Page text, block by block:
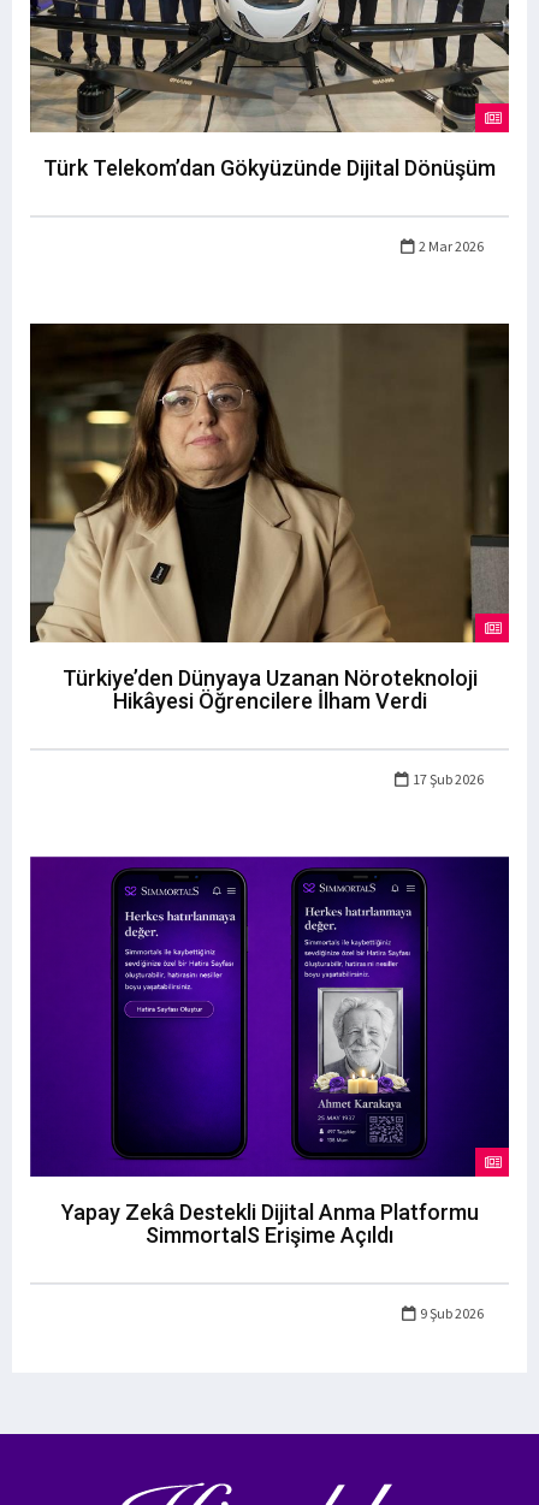
Türk Telekom’dan Gökyüzünde Dijital Dönüşüm
2 Mar 2026
Türkiye’den Dünyaya Uzanan Nöroteknoloji
Hikâyesi Öğrencilere İlham Verdi
17 Şub 2026
Yapay Zekâ Destekli Dijital Anma Platformu
SimmortalS Erişime Açıldı
9 Şub 2026